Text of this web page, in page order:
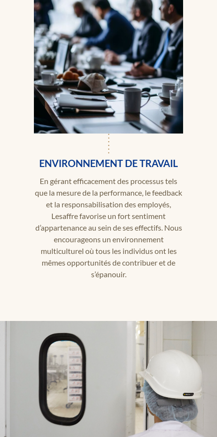
ENVIRONNEMENT DE TRAVAIL
En gérant efficacement des processus tels
que la mesure de la performance, le feedback
et la responsabilisation des employés,
Lesaffre favorise un fort sentiment
d’appartenance au sein de ses effectifs. Nous
encourageons un environnement
multiculturel où tous les individus ont les
mêmes opportunités de contribuer et de
s’épanouir.